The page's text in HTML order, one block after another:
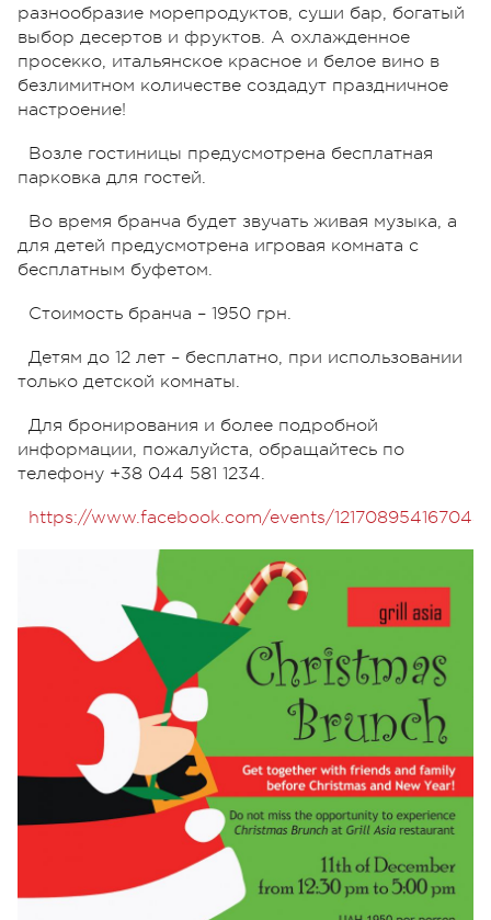
разнообразие морепродуктов, суши бар, богатый
выбор десертов и фруктов. А охлажденное
просекко, итальянское красное и белое вино в
безлимитном количестве создадут праздничное
настроение!
Возле гостиницы предусмотрена бесплатная
парковка для гостей.
Во время бранча будет звучать живая музыка, а
для детей предусмотрена игровая комната с
бесплатным буфетом.
Стоимость бранча – 1950 грн.
Детям до 12 лет – бесплатно, при использовании
только детской комнаты.
Для бронирования и более подробной
информации, пожалуйста, обращайтесь по
телефону +38 044 581 1234.
https://www.facebook.com/events/